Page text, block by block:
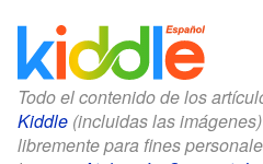
Todo el contenido de los
Kiddle (incluidas las
libremente para fines